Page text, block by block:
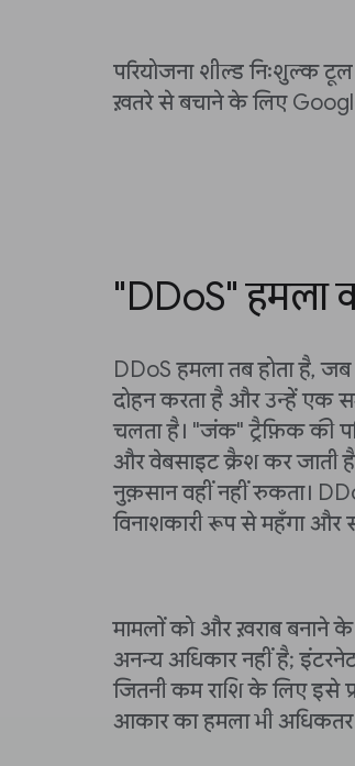
परियोजना शील्ड निःशुल्क
ख़तरे से बचाने के लिए Google
"DDoS" हमला
DDoS हमला तब होता है,
दोहन करता है और उन्हें एक
चलता है। "जंक" ट्रैफ़िक की
और वेबसाइट क्रैश कर जाती
नुक़सान वहीं नहीं रुकता।
विनाशकारी रूप से महँगा और
मामलों को और ख़राब बनाने
अनन्य अधिकार नहीं है;
जितनी कम राशि के लिए
आकार का हमला भी